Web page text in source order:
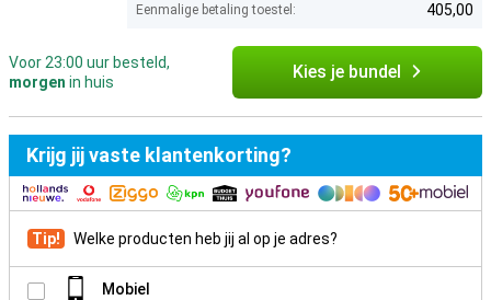
Eenmalige betaling toestel: 405,00
Voor 23:00 uur besteld,
morgen in huis Kies je bundel
Krijg jij vaste klantenkorting?
Tip! Welke producten heb jij al op je adres?
Mobiel